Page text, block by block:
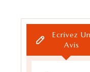
Ecrivez Un
Avis